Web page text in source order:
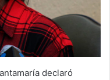
declaró